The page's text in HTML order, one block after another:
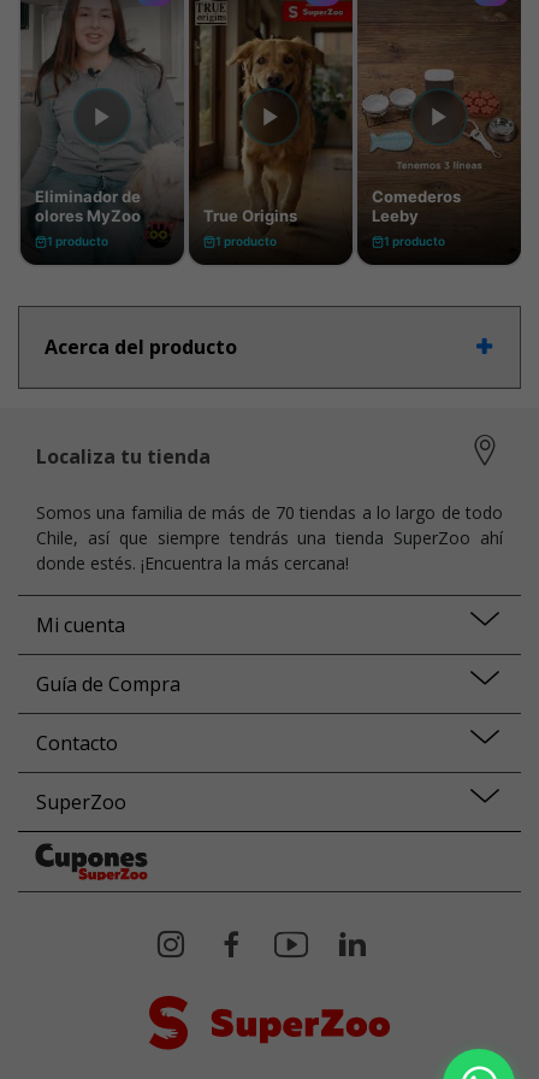
Acerca del producto
Localiza tu tienda
Somos una familia de más de 70 tiendas a lo largo de todo
Chile, así que siempre tendrás una tienda SuperZoo ahí
donde estés. ¡Encuentra la más cercana!
Mi cuenta
Guía de Compra
Contacto
SuperZoo